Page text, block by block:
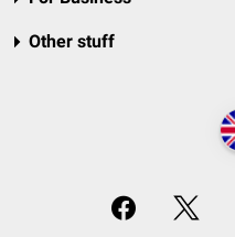
Other stuff